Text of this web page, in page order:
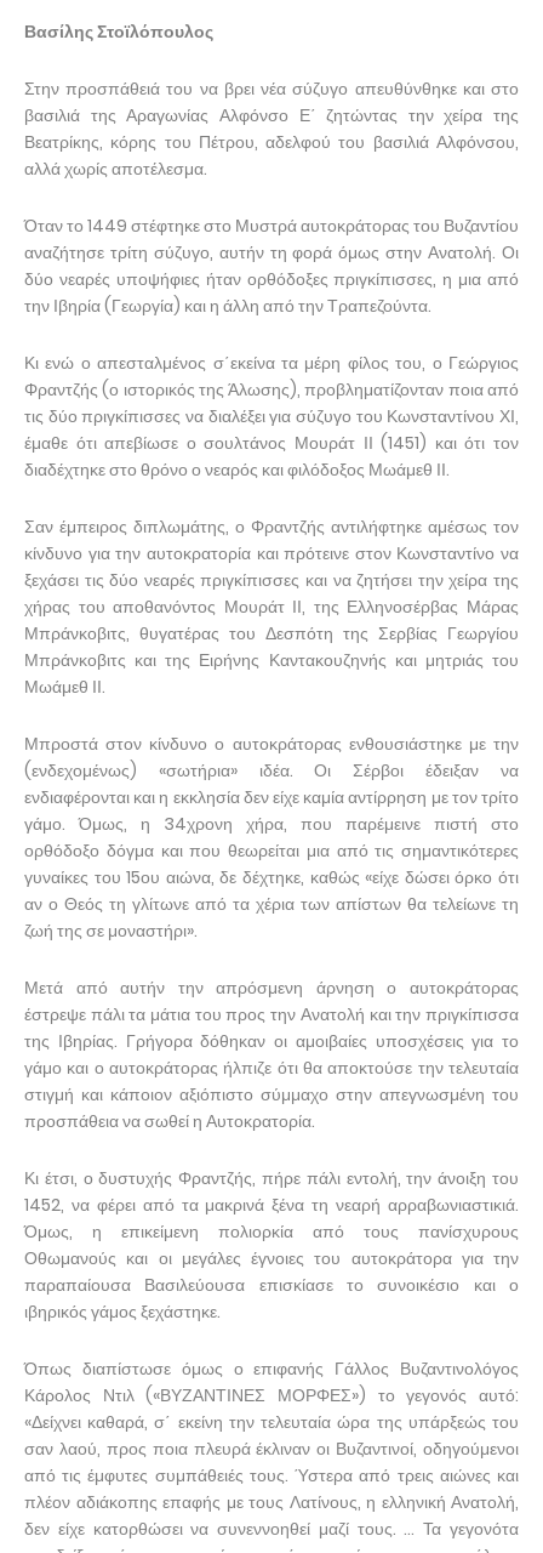
Βασίλης Στοϊλόπουλος
Στην προσπάθειά του να βρει νέα σύζυγο απευθύνθηκε και στο
βασιλιά της Αραγωνίας Αλφόνσο Ε΄ ζητώντας την χείρα της
Βεατρίκης, κόρης του Πέτρου, αδελφού του βασιλιά Αλφόνσου,
αλλά χωρίς αποτέλεσμα.
Όταν το 1449 στέφτηκε στο Μυστρά αυτοκράτορας του Βυζαντίου
αναζήτησε τρίτη σύζυγο, αυτήν τη φορά όμως στην Ανατολή. Οι
δύο νεαρές υποψήφιες ήταν ορθόδοξες πριγκίπισσες, η μια από
την Ιβηρία (Γεωργία) και η άλλη από την Τραπεζούντα.
Κι ενώ ο απεσταλμένος σ΄εκείνα τα μέρη φίλος του, ο Γεώργιος
Φραντζής (ο ιστορικός της Άλωσης), προβληματίζονταν ποια από
τις δύο πριγκίπισσες να διαλέξει για σύζυγο του Κωνσταντίνου ΧΙ,
έμαθε ότι απεβίωσε ο σουλτάνος Μουράτ ΙΙ (1451) και ότι τον
διαδέχτηκε στο θρόνο ο νεαρός και φιλόδοξος Μωάμεθ ΙΙ.
Σαν έμπειρος διπλωμάτης, ο Φραντζής αντιλήφτηκε αμέσως τον
κίνδυνο για την αυτοκρατορία και πρότεινε στον Κωνσταντίνο να
ξεχάσει τις δύο νεαρές πριγκίπισσες και να ζητήσει την χείρα της
χήρας του αποθανόντος Μουράτ ΙΙ, της Ελληνοσέρβας Μάρας
Μπράνκοβιτς, θυγατέρας του Δεσπότη της Σερβίας Γεωργίου
Μπράνκοβιτς και της Ειρήνης Καντακουζηνής και μητριάς του
Μωάμεθ ΙΙ.
Μπροστά στον κίνδυνο ο αυτοκράτορας ενθουσιάστηκε με την
(ενδεχομένως) «σωτήρια» ιδέα. Οι Σέρβοι έδειξαν να
ενδιαφέρονται και η εκκλησία δεν είχε καμία αντίρρηση με τον τρίτο
γάμο. Όμως, η 34χρονη χήρα, που παρέμεινε πιστή στο
ορθόδοξο δόγμα και που θεωρείται μια από τις σημαντικότερες
γυναίκες του 15ου αιώνα, δε δέχτηκε, καθώς «είχε δώσει όρκο ότι
αν ο Θεός τη γλίτωνε από τα χέρια των απίστων θα τελείωνε τη
ζωή της σε μοναστήρι».
Μετά από αυτήν την απρόσμενη άρνηση ο αυτοκράτορας
έστρεψε πάλι τα μάτια του προς την Ανατολή και την πριγκίπισσα
της Ιβηρίας. Γρήγορα δόθηκαν οι αμοιβαίες υποσχέσεις για το
γάμο και ο αυτοκράτορας ήλπιζε ότι θα αποκτούσε την τελευταία
στιγμή και κάποιον αξιόπιστο σύμμαχο στην απεγνωσμένη του
προσπάθεια να σωθεί η Αυτοκρατορία.
Κι έτσι, ο δυστυχής Φραντζής, πήρε πάλι εντολή, την άνοιξη του
1452, να φέρει από τα μακρινά ξένα τη νεαρή αρραβωνιαστικιά.
Όμως, η επικείμενη πολιορκία από τους πανίσχυρους
Οθωμανούς και οι μεγάλες έγνοιες του αυτοκράτορα για την
παραπαίουσα Βασιλεύουσα επισκίασε το συνοικέσιο και ο
ιβηρικός γάμος ξεχάστηκε.
Όπως διαπίστωσε όμως ο επιφανής Γάλλος Βυζαντινολόγος
Κάρολος Ντιλ («ΒΥΖΑΝΤΙΝΕΣ ΜΟΡΦΕΣ») το γεγονός αυτό:
«Δείχνει καθαρά, σ΄ εκείνη την τελευταία ώρα της υπάρξεώς του
σαν λαού, προς ποια πλευρά έκλιναν οι Βυζαντινοί, οδηγούμενοι
από τις έμφυτες συμπάθειές τους. Ύστερα από τρεις αιώνες και
πλέον αδιάκοπης επαφής με τους Λατίνους, η ελληνική Ανατολή,
δεν είχε κατορθώσει να συνεννοηθεί μαζί τους. … Τα γεγονότα